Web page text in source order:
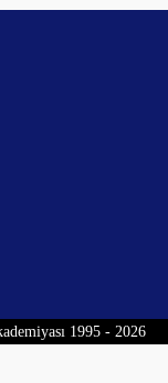
1995 - 2026